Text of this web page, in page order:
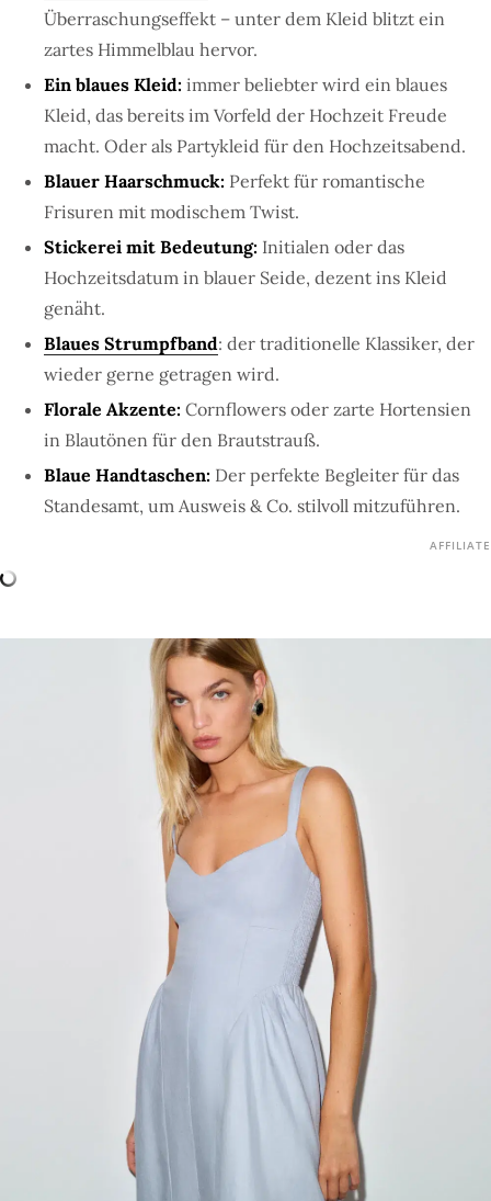
Überraschungseffekt – unter dem Kleid blitzt ein
zartes Himmelblau hervor.
Ein blaues Kleid: immer beliebter wird ein blaues
Kleid, das bereits im Vorfeld der Hochzeit Freude
macht. Oder als Partykleid für den Hochzeitsabend.
Blauer Haarschmuck: Perfekt für romantische
Frisuren mit modischem Twist.
Stickerei mit Bedeutung: Initialen oder das
Hochzeitsdatum in blauer Seide, dezent ins Kleid
genäht.
Blaues Strumpfband: der traditionelle Klassiker, der
wieder gerne getragen wird.
Florale Akzente: Cornflowers oder zarte Hortensien
in Blautönen für den Brautstrauß.
Blaue Handtaschen: Der perfekte Begleiter für das
Standesamt, um Ausweis & Co. stilvoll mitzuführen.
AFFILIATE